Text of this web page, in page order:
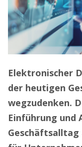
Elektronischer
der heutigen
wegzudenken.
Einführung und
Geschäftsalltag